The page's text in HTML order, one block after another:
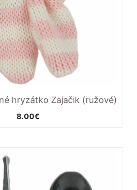
hryzátko Zajačik (ružové)
8.00€